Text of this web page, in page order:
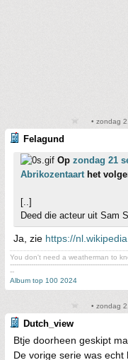
• zondag
Felagund
Op zondag 21
Abrikozentaarthet
[..]
Deed die acteur uit Sam
Ja, zie https://
You don't need a weatherman to
--
Album top 100 2024
• zondag
Dutch_view
Btje doorheen geskipt
De vorige serie was